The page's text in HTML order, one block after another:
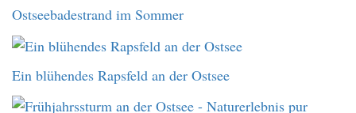
Ostseebadestrand im Sommer
Ein blühendes Rapsfeld an der Ostsee